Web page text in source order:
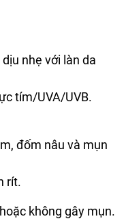
nhẹ với làn da
tím/UVA/UVB.
đốm nâu và mụn
rít.
không gây mụn.